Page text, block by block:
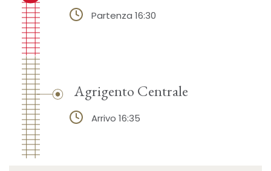
Partenza 16:30
Agrigento Centrale
Arrivo 16:35